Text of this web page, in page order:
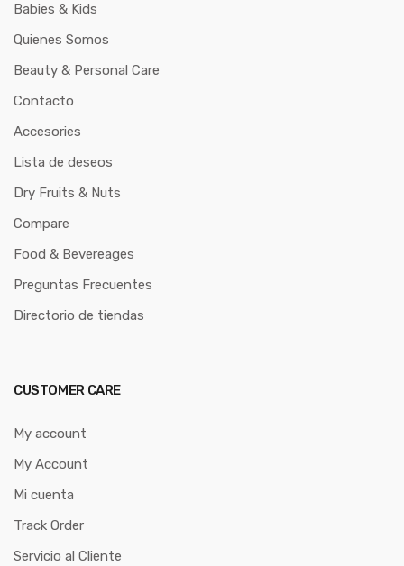
Babies & Kids
Quienes Somos
Beauty & Personal Care
Contacto
Accesories
Lista de deseos
Dry Fruits & Nuts
Compare
Food & Bevereages
Preguntas Frecuentes
Directorio de tiendas
CUSTOMER CARE
My account
My Account
Mi cuenta
Track Order
Servicio al Cliente